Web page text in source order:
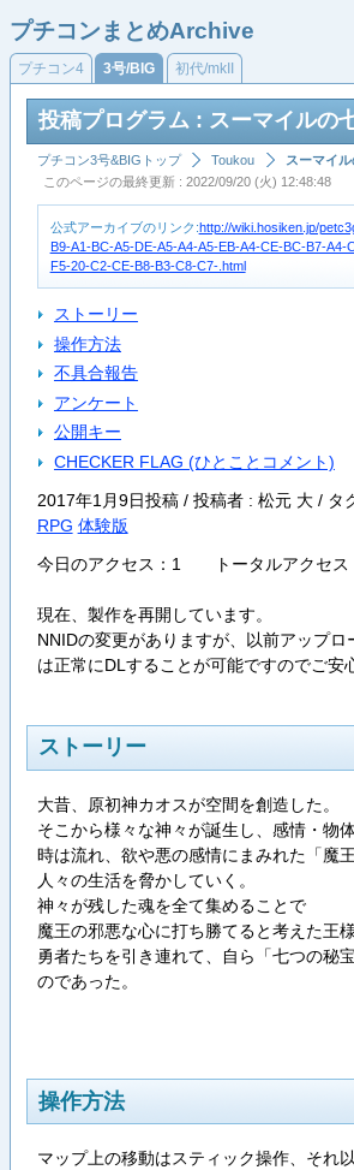
プチコンまとめArchive
プチコン4 3号/BIG 初代/mkII
投稿プログラム : スーマイルの
プチコン3号&BIGトップ Toukou
スーマイ
このページの最終更新 : 2022/09/20 (火) 12:48:48
公式アーカイブのリンク:http://wiki.hosiken.jp/
B9-A1-BC-A5-DE-A5-A4-A5-EB-A4-CE-BC-B7-A4-
F5-20-C2-CE-B8-B3-C8-C7-.html
ストーリー
操作方法
不具合報告
アンケート
公開キー
CHECKER FLAG (ひとことコメント)
2017年1月9日投稿 / 投稿者 : 松元 大 / タ
RPG 体験版
今日のアクセス：1 トータルアクセス
現在、製作を再開しています。
NNIDの変更がありますが、以前アップロ
は正常にDLすることが可能ですのでご安
ストーリー
大昔、原初神カオスが空間を創造した。
そこから様々な神々が誕生し、感情・物
時は流れ、欲や悪の感情にまみれた「魔
人々の生活を脅かしていく。
神々が残した魂を全て集めることで
魔王の邪悪な心に打ち勝てると考えた王様
勇者たちを引き連れて、自ら「七つの秘
のであった。
操作方法
マップ上の移動はスティック操作、それ